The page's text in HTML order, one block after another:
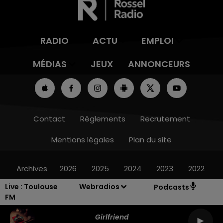
Live : Toulouse
FM
Webradios Podcasts
Girlfriend
RADIO ACTU
EMPLOI
MÉDIAS
JEUX ANNONCEURS
Contact Règlements
Recrutement
Mentions légales
Plan du site
Archives 2026 2025 2024 2023 2022